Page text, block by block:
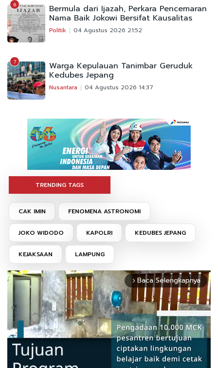
6 Bermula dari Ijazah, Perkara Pencemaran
Nama Baik Jokowi Bersifat Kausalitas
Politik 04 Agustus 2026 21:52
7 Warga Kepulauan Tanimbar Geruduk
Kedubes Jepang
Nusantara 04 Agustus 2026 14:37
TRENDING TAGS
CAK IMIN FENOMENA ASTRONOMI
JOKO WIDODO KAPOLRI KEDUBES JEPANG
KEJAKSAAN LAMPUNG
arrow_forward_ios Baca Selengkapnya